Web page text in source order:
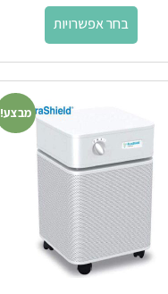
בחר אפשרויות
מבצע!